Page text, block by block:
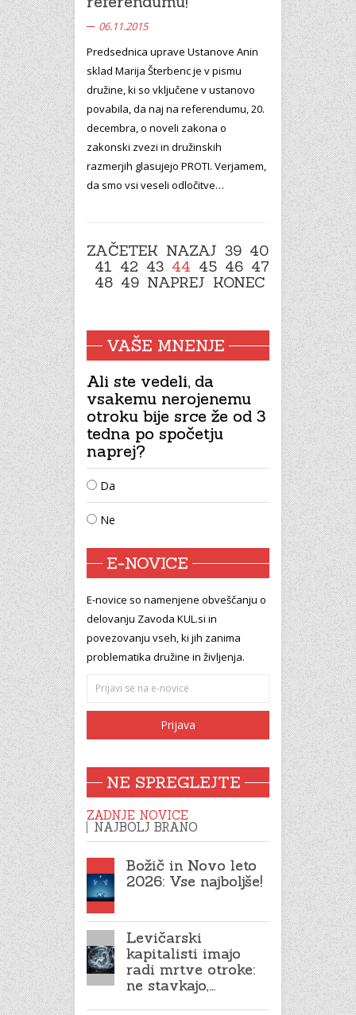
06.11.2015
Predsednica uprave Ustanove Anin
sklad Marija Šterbenc je v pismu
družine, ki so vključene v ustanovo
povabila, da naj na referendumu, 20.
decembra, o noveli zakona o
zakonski zvezi in družinskih
razmerjih glasujejo PROTI. Verjamem,
da smo vsi veseli odločitve…
ZAČETEK NAZAJ 39 40
41 42 43 44 45 46 47
48 49 NAPREJ KONEC
VAŠE MNENJE
Ali ste vedeli, da
vsakemu nerojenemu
otroku bije srce že od 3
tedna po spočetju
naprej?
Da
Ne
E-NOVICE
E-novice so namenjene obveščanju o
delovanju Zavoda KUL.si in
povezovanju vseh, ki jih zanima
problematika družine in življenja.
NE SPREGLEJTE
ZADNJE NOVICE
NAJBOLJ BRANO
Božič in Novo leto
2026: Vse najboljše!
Levičarski
kapitalisti imajo
radi mrtve otroke:
ne stavkajo,…